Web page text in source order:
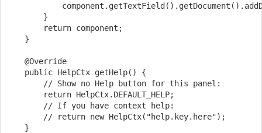
        }
        return component;
    }
    @Override
    public HelpCtx getHelp() {
        // Show no Help button for this panel:
        return HelpCtx.DEFAULT_HELP;
        // If you have context help:
        // return new HelpCtx("help.key.here");
    }